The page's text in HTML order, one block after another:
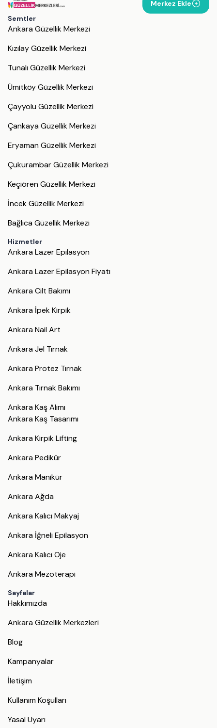
Merkez Ekle
Semtler
Ankara Güzellik Merkezi
Kızılay Güzellik Merkezi
Tunalı Güzellik Merkezi
Ümitköy Güzellik Merkezi
Çayyolu Güzellik Merkezi
Çankaya Güzellik Merkezi
Eryaman Güzellik Merkezi
Çukurambar Güzellik Merkezi
Keçiören Güzellik Merkezi
İncek Güzellik Merkezi
Bağlıca Güzellik Merkezi
Hizmetler
Ankara Lazer Epilasyon
Ankara Lazer Epilasyon Fiyatı
Ankara Cilt Bakımı
Ankara İpek Kirpik
Ankara Nail Art
Ankara Jel Tırnak
Ankara Protez Tırnak
Ankara Tırnak Bakımı
Ankara Kaş Alımı
Ankara Kaş Tasarımı
Ankara Kirpik Lifting
Ankara Pedikür
Ankara Manikür
Ankara Ağda
Ankara Kalıcı Makyaj
Ankara İğneli Epilasyon
Ankara Kalıcı Oje
Ankara Mezoterapi
Sayfalar
Hakkımızda
Ankara Güzellik Merkezleri
Blog
Kampanyalar
İletişim
Kullanım Koşulları
Yasal Uyarı